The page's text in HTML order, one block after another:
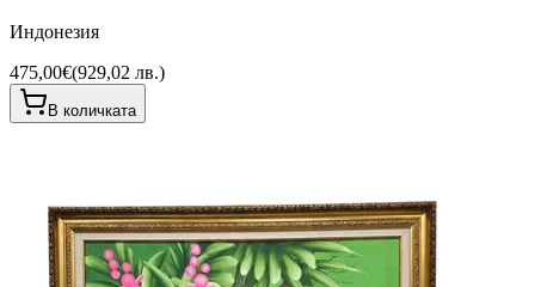
Индонезия
475,00€(929,02 лв.)
В количката